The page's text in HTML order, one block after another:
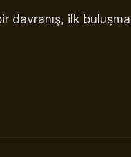
davranış, ilk